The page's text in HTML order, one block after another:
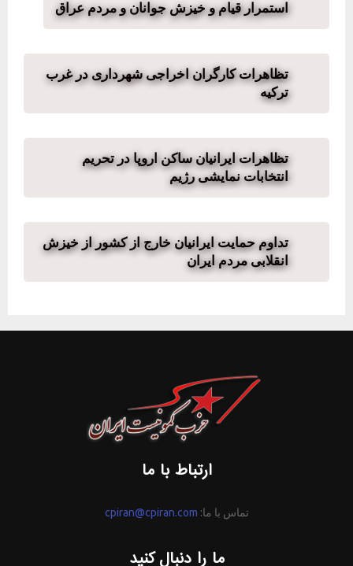
استمرار قیام و خیزش جوانان و مردم عراق
تظاهرات کارگران اخراجی شهرداری در غرب
ترکیه
تظاهرات ایرانیان ساکن اروپا در تحریم
انتخابات نمایشی رژیم
تداوم حمایت ایرانیان خارج از کشور از خیزش
انقلابی مردم ایران
ارتباط با ما
تماس با ما: cpiran@cpiran.com
ما را دنبال کنید